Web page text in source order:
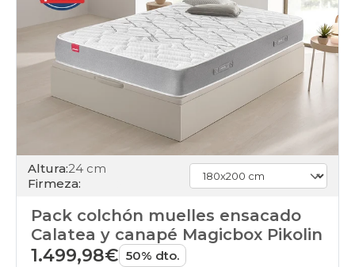
Altura:24 cm
Firmeza:
Pack colchón muelles ensacado
Calatea y canapé Magicbox Pikolin
1.499,98€ 50% dto.